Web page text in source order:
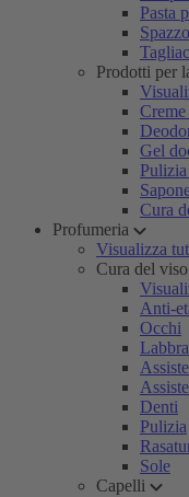
Pasta
Prodotti per
Gel
Cura
Profumeria
Visualizza
Cura del viso
Anti-
Occhi
Labbra
Denti
Pulizia
Sole
Capelli